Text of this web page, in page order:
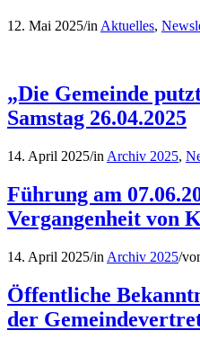
12. Mai 2025/in Aktuelles,
„Die Gemeinde
Samstag 26.04.2025
14. April 2025/in Archiv 2025,
Führung am
Vergangenheit von
14. April 2025/in Archiv 2025/
Öffentliche
der